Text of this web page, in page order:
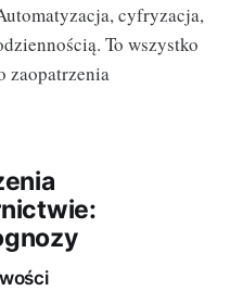
cyfryzacja,
To wszystko
zaopatrzenia